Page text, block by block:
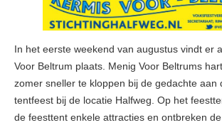
Verbouwing
Contactpersonen
In het eerste weekend van augustus vindt er
Voor Beltrum plaats. Menig Voor Beltrums
zomer sneller te kloppen bij de gedachte aan
tentfeest bij de locatie Halfweg. Op het
de feesttent enkele attracties en ontbreken